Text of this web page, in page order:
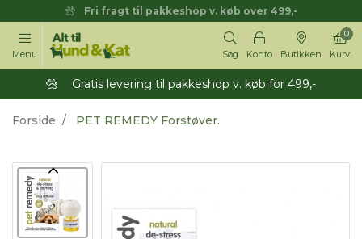
Fri fragt til pakkeshop v. køb over 499,-
Menu Søg Konto Butikken Kurv
0
Gratis levering til pakkeshop v. køb for 499,-
Forside PET REMEDY Forstøver.